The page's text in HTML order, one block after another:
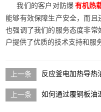
我们的客户对防爆 有机热
能够有效保障生产安全，而
也强调了我们的服务态度非
户提供了优质的技术支持和服
反应釜电加热导热
如何通过覆铜板油